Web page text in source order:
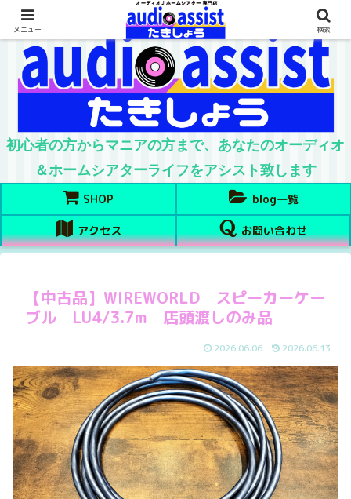
初心者の方からマニアの方まで、あなたのオーディオ
＆ホームシアターライフをアシスト致します
SHOP blog一覧
アクセス お問い合わせ
【中古品】WIREWORLD スピーカーケー
ブル LU4/3.7m 店頭渡しのみ品
2026.06.06 2026.06.13
メニュー 検索